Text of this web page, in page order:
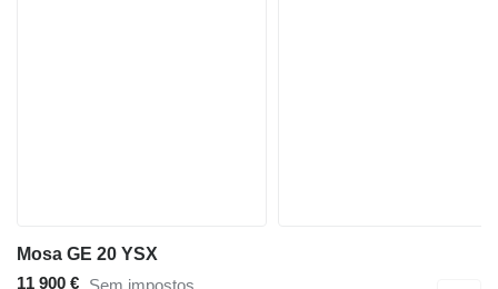
Mosa GE 20 YSX
11 900 € Sem impostos